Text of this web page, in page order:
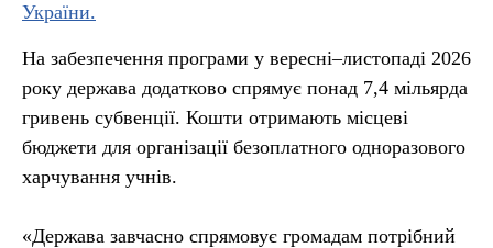
України.
На забезпечення програми у вересні–листопаді 2026
року держава додатково спрямує понад 7,4 мільярда
гривень субвенції. Кошти отримають місцеві
бюджети для організації безоплатного одноразового
харчування учнів.
«Держава завчасно спрямовує громадам потрібний